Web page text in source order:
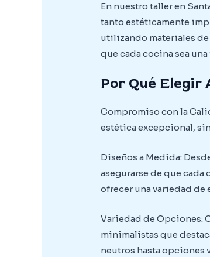
En nuestro taller en
tanto estéticamente
utilizando materiales de
que cada cocina sea
Por Qué Elegir
Compromiso con la
estética excepcional,
Diseños a Medida:
asegurarse de que
ofrecer una variedad de
Variedad de Opciones:
minimalistas que
neutros hasta opciones